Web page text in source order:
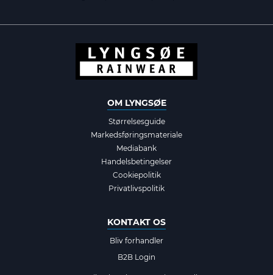
OM LYNGSØE
Størrelsesguide
Markedsføringsmateriale
Mediabank
Handelsbetingelser
Cookiepolitik
Privatlivspolitik
KONTAKT OS
Bliv forhandler
B2B Login